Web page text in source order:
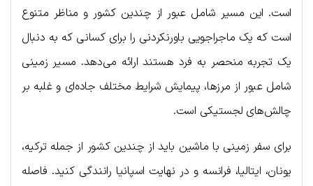
است. این مسیر شامل عبور از چندین کشور و مناظر متنوع
است که یک ماجراجویی باورنکردنی را برای کسانی که به دنبال
یک تجربه منحصر به فرد هستند ارائه می‌دهد. مسیر زمینی
شامل عبور از مرزها، پیمایش شرایط مختلف جاده‌ای و غلبه بر
چالش‌های لجستیکی است.
برای سفر زمینی با ماشین باید از چندین کشور از جمله ترکیه،
یونان، ایتالیا، فرانسه و در نهایت اسپانیا رانندگی کنید. فاصله